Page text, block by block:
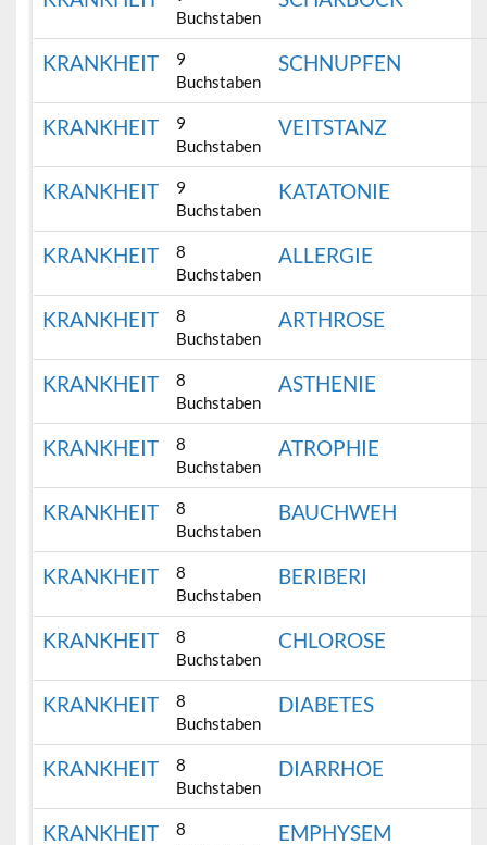
Buchstaben
KRANKHEIT
9
Buchstaben
SCHNUPFEN
KRANKHEIT
9
Buchstaben
VEITSTANZ
KRANKHEIT
9
Buchstaben
KATATONIE
KRANKHEIT
8
Buchstaben
ALLERGIE
KRANKHEIT
8
Buchstaben
ARTHROSE
KRANKHEIT
8
Buchstaben
ASTHENIE
KRANKHEIT
8
Buchstaben
ATROPHIE
KRANKHEIT
8
Buchstaben
BAUCHWEH
KRANKHEIT
8
Buchstaben
BERIBERI
KRANKHEIT
8
Buchstaben
CHLOROSE
KRANKHEIT
8
Buchstaben
DIABETES
KRANKHEIT
8
Buchstaben
DIARRHOE
KRANKHEIT
8
EMPHYSEM